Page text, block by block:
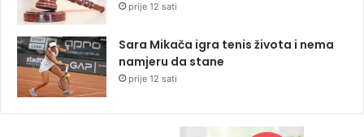
prije 12 sati
Sara Mikača igra tenis života i nema
namjeru da stane
prije 12 sati